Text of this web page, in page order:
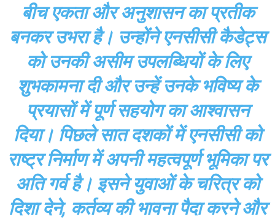
बीच एकता और अनुशासन का प्रतीक
बनकर उभरा है। उन्होंने एनसीसी कैडेट्स
को उनकी असीम उपलब्धियों के लिए
शुभकामना दी और उन्हें उनके भविष्य के
प्रयासों में पूर्ण सहयोग का आश्वासन
दिया। पिछले सात दशकों में एनसीसी को
राष्ट्र निर्माण में अपनी महत्वपूर्ण भूमिका पर
अति गर्व है। इसने युवाओं के चरित्र को
दिशा देने, कर्तव्य की भावना पैदा करने और